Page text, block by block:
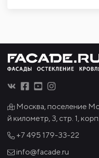
Москва, поселение
й километр, 3, стр. 1,
+7 495 179-33-22
info@facade.ru